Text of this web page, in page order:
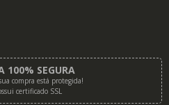
100% SEGURA
compra está protegida!
certificado SSL